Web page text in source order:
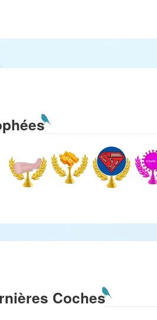
Coches